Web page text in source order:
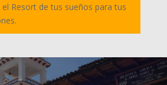
Resort de tus sueños para tus